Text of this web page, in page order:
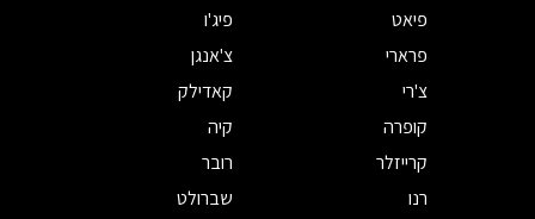
פיאט
פיג'ו
פרארי
צ'אנגן
צ'רי
קאדילק
קופרה
קיה
קרייזלר
רובר
רנו
שברולט